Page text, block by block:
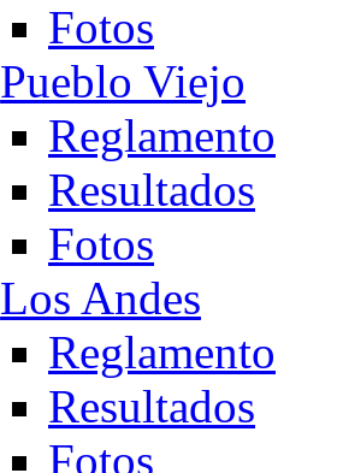
Fotos
Pueblo Viejo
Reglamento
Resultados
Fotos
Los Andes
Reglamento
Resultados
Fotos